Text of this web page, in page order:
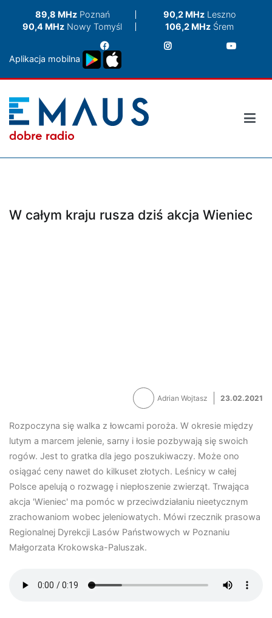
89,8 MHzPoznań 90,2 MHzLeszno
90,4 MHz Nowy Tomyśl 106,2 MHz Śrem
Aplikacja mobilna
W całym kraju rusza dziś akcja Wieniec
Adrian Wojtasz 23.02.2021
Rozpoczyna się walka z łowcami poroża. W okresie między
lutym a marcem jelenie, sarny i łosie pozbywają się swoich
rogów. Jest to gratka dla jego poszukiwaczy. Może ono
osiągać ceny nawet do kilkuset złotych. Leśnicy w całej
Polsce apelują o rozwagę i niepłoszenie zwierząt. Trwająca
akcja 'Wieniec' ma pomóc w przeciwdziałaniu nieetycznym
zrachowaniom wobec jeleniowatych. Mówi rzecznik prasowa
Regionalnej Dyrekcji Lasów Państwowych w Poznaniu
Małgorzata Krokowska-Paluszak.